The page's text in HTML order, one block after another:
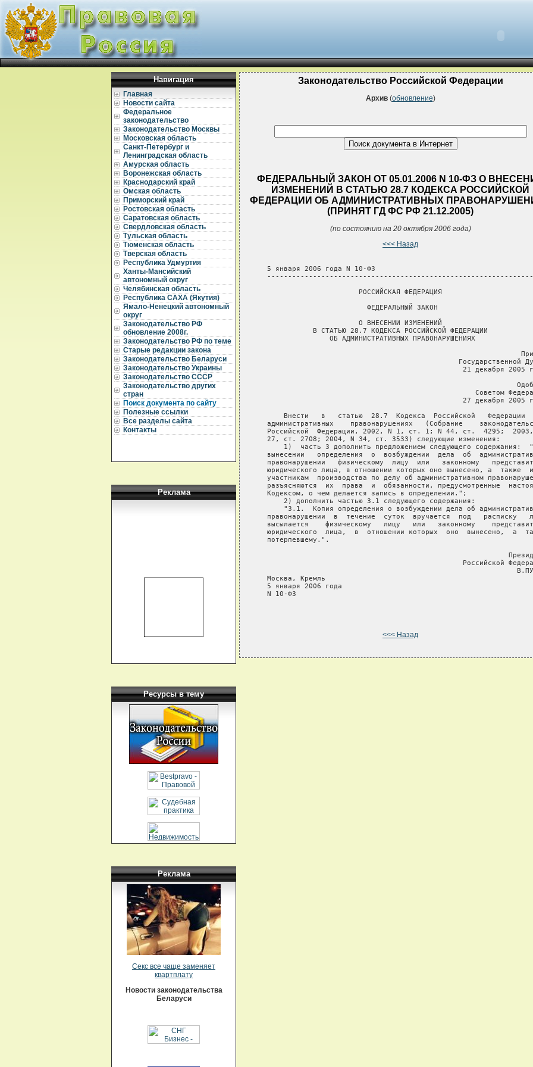
Навигация
Главная
Новости сайта
Федеральное
законодательство
Законодательство Москвы
Московская область
Санкт-Петербург и
Ленинградская область
Амурская область
Воронежская область
Краснодарский край
Омская область
Приморский край
Ростовская область
Саратовская область
Свердловская область
Тульская область
Тюменская область
Тверская область
Республика Удмуртия
Ханты-Мансийский
автономный округ
Челябинская область
Республика САХА (Якутия)
Ямало-Ненецкий автономный
округ
Законодательство РФ
обновление 2008г.
Законодательство РФ по теме
Старые редакции закона
Законодательство Беларуси
Законодательство Украины
Законодательство СССР
Законодательство других
стран
Поиск документа по сайту
Полезные ссылки
Все разделы сайта
Контакты
Реклама
Ресурсы в тему
Реклама
Секс все чаще заменяет
квартплату
Новости законодательства
Беларуси
Законодательство Российской Федерации
Архив (обновление)
ФЕДЕРАЛЬНЫЙ ЗАКОН ОТ 05.01.2006 N 10-ФЗ О
ИЗМЕНЕНИЙ В СТАТЬЮ 28.7 КОДЕКСА РОССИЙСКОЙ
ФЕДЕРАЦИИ ОБ АДМИНИСТРАТИВНЫХ
(ПРИНЯТ ГД ФС РФ 21.12.2005)
(по состоянию на 20 октября 2006 года)
<<< Назад
   5 января 2006 года N 10-ФЗ
                         РОССИЙСКАЯ ФЕДЕРАЦИЯ
                           ФЕДЕРАЛЬНЫЙ ЗАКОН
                         О ВНЕСЕНИИ ИЗМЕНЕНИЙ
              В СТАТЬЮ 28.7 КОДЕКСА РОССИЙСКОЙ ФЕДЕРАЦИИ
                  ОБ АДМИНИСТРАТИВНЫХ ПРАВОНАРУШЕНИЯХ
Государственной
21 декабря 2005
Советом
27 декабря 2005
Внести   в   статью  28.7  Кодекса  Российской   Федерации
административных    правонарушениях   (Собрание
Российской  Федерации, 2002, N 1, ст. 1; N 44, ст.  4295;
   27, ст. 2708; 2004, N 34, ст. 3533) следующие изменения:
1)  часть 3 дополнить предложением следующего содержания:
вынесении   определения  о  возбуждении  дела  об
правонарушении   физическому  лицу  или   законному
юридического лица, в отношении которых оно вынесено, а  также
участникам  производства по делу об административном
разъясняются  их  права  и  обязанности, предусмотренные
   Кодексом, о чем делается запись в определении.";
       2) дополнить частью 3.1 следующего содержания:
"3.1.  Копия определения о возбуждении дела об
правонарушении  в  течение  суток  вручается  под   расписку
высылается    физическому   лицу   или   законному
юридического  лица,  в  отношении которых  оно  вынесено,  а
   потерпевшему.".
Российской
   Москва, Кремль
   5 января 2006 года
   N 10-ФЗ
<<< Назад